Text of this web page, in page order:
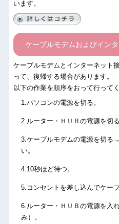
います。
ケーブルモデムおよびイン
ケーブルモデムとインターネット
って、復帰する場合があります。
以下の作業を順序をおって行ってく
.パソコンの電源を切る。
.ルーター・ＨＵＢの電源を切
.ケーブルモデムの電源を切る
い。
.10秒ほど待つ。
.コンセントを差し込んでケー
.ルーター・ＨＵＢの電源を入
み）。